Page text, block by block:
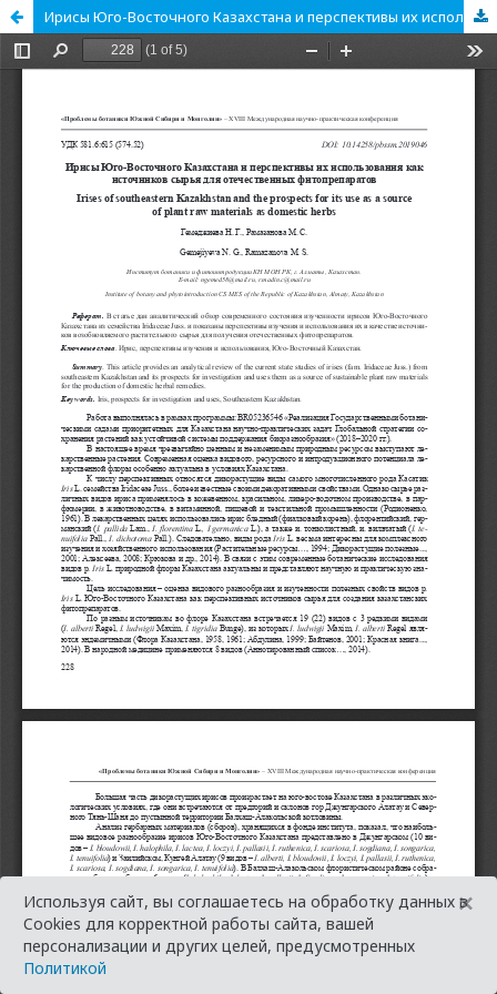
Ирисы Юго-Восточного Казахстана и перспективы их использования как источников сырья для отечественных фитопрепаратов
Используя сайт, вы соглашаетесь на обработку данных в
Cookies для корректной работы сайта, вашей
персонализации и других целей, предусмотренных
Политикой
×